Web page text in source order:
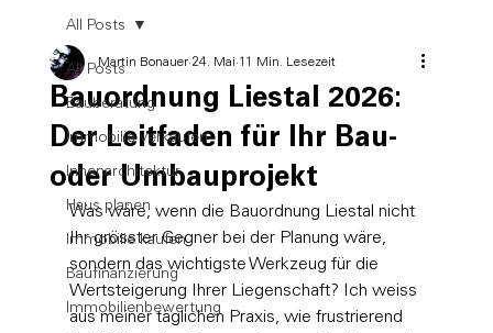
All Posts
Bauberatung
Immobilie verkaufen
Innenarchitektur
Haus planen
Immobilie kaufen
Baufinanzierung
Immobilienbewertung
All Posts
Bauordnung Liestal 2026:
Der Leitfaden für Ihr Bau-
oder Umbauprojekt
Martin Bonauer 24. Mai 11 Min. Lesezeit
Was wäre, wenn die Bauordnung Liestal nicht
Ihr grösster Gegner bei der Planung wäre,
sondern das wichtigste Werkzeug für die
Wertsteigerung Ihrer Liegenschaft? Ich weiss
aus meiner täglichen Praxis, wie frustrierend